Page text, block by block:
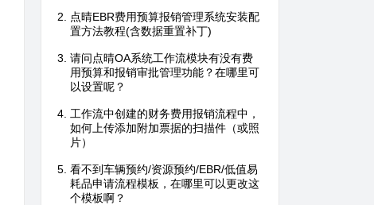
点晴EBR费用预算报销管理系统安装配
置方法教程(含数据重置补丁)
请问点晴OA系统工作流模块有没有费
用预算和报销审批管理功能？在哪里可
以设置呢？
工作流中创建的财务费用报销流程中，
如何上传添加附加票据的扫描件（或照
片）
看不到车辆预约/资源预约/EBR/低值易
耗品申请流程模板，在哪里可以更改这
个模板啊？